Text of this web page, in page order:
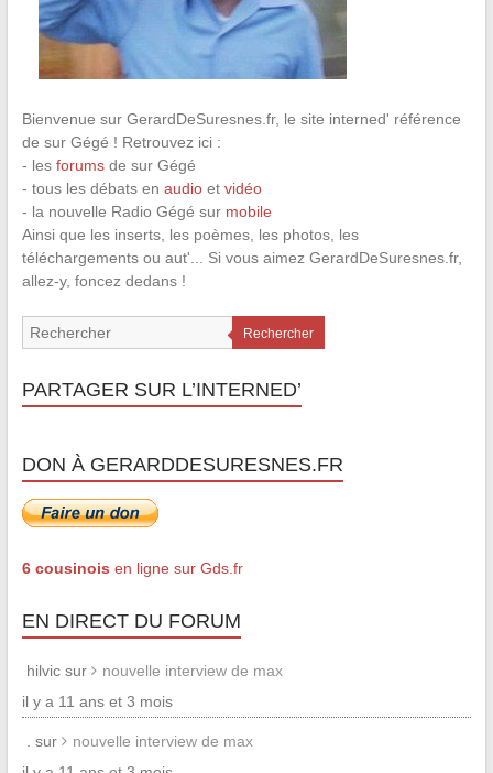
Bienvenue sur GerardDeSuresnes.fr, le site interned' référence
de sur Gégé ! Retrouvez ici :
- les forumsde sur Gégé
- tous les débats en audioet vidéo
- la nouvelle Radio Gégé sur mobile
Ainsi que les inserts, les poèmes, les photos, les
téléchargements ou aut'... Si vous aimez GerardDeSuresnes.fr,
allez-y, foncez dedans !
Rechercher
PARTAGER SUR L’INTERNED’
DON À GERARDDESURESNES.FR
6 cousinois en ligne sur Gds.fr
EN DIRECT DU FORUM
hilvic sur
nouvelle interview de max
il y a 11 ans et 3 mois
. sur
nouvelle interview de max